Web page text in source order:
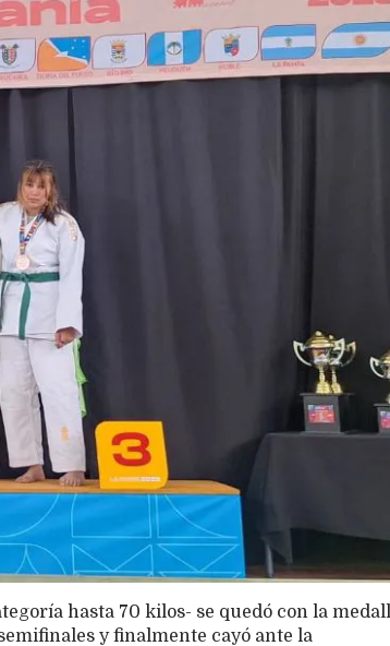
hasta 70 kilos- se quedó con la
y finalmente cayó ante la